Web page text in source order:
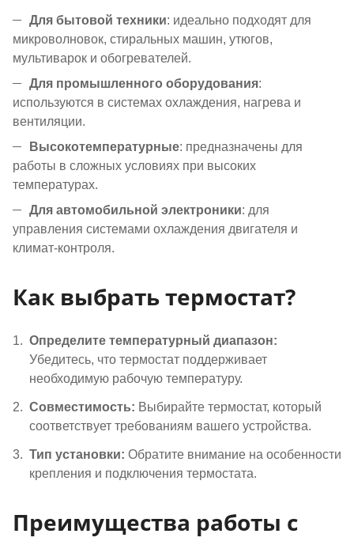
Для бытовой техники: идеально подходят для
микроволновок, стиральных машин, утюгов,
мультиварок и обогревателей.
Для промышленного оборудования:
используются в системах охлаждения, нагрева и
вентиляции.
Высокотемпературные: предназначены для
работы в сложных условиях при высоких
температурах.
Для автомобильной электроники: для
управления системами охлаждения двигателя и
климат-контроля.
Как выбрать термостат?
Определите температурный диапазон:
Убедитесь, что термостат поддерживает
необходимую рабочую температуру.
Совместимость: Выбирайте термостат, который
соответствует требованиям вашего устройства.
Тип установки: Обратите внимание на особенности
крепления и подключения термостата.
Преимущества работы с